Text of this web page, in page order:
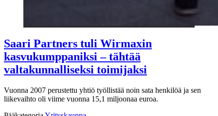
Saari Partners tuli Wirmaxin
kasvukumppaniksi – tähtää
valtakunnalliseksi toimijaksi
Vuonna 2007 perustettu yhtiö työllistää noin sata henkilöä ja sen
liikevaihto oli viime vuonna 15,1 miljoonaa euroa.